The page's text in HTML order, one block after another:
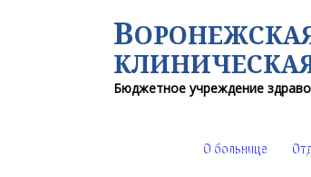
В
Бюджетное учреждение
О больнице